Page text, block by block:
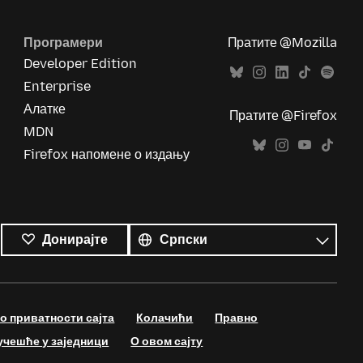
Програмери
Developer Edition
Enterprise
Алатке
MDN
Firefox напомене о издању
Пратите @Mozilla
Пратите @Firefox
Донирајте
језици
Језик
сајта Колачићи
Правно
у заједници
О овом сајту